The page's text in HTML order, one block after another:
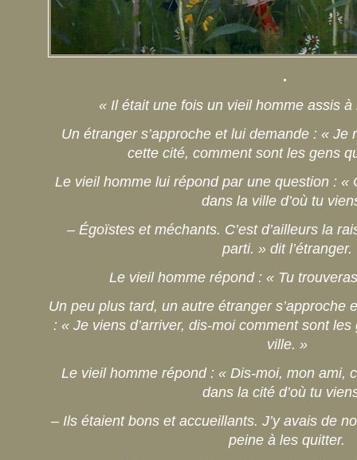
.
« Il était une fois un vieil homme assis à
Un étranger s’approche et lui demande : « Je
cette cité, comment sont les gens
Le vieil homme lui répond par une question : «
dans la ville d’où tu
– Égoïstes et méchants. C’est d’ailleurs la
parti. » dit l’étranger.
Le vieil homme répond : « Tu
Un peu plus tard, un autre étranger s’approche
: « Je viens d’arriver, dis-moi comment sont
ville. »
Le vieil homme répond : « Dis-moi, mon ami,
dans la cité d’où tu
– Ils étaient bons et accueillants. J’y avais de
peine à les quitter.